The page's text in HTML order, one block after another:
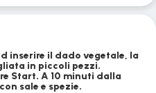
inserire il dado vegetale, la
in piccoli pezzi.
Start. A 10 minuti dalla
sale e spezie.